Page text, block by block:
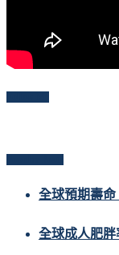
全球預期壽命
全球成人肥